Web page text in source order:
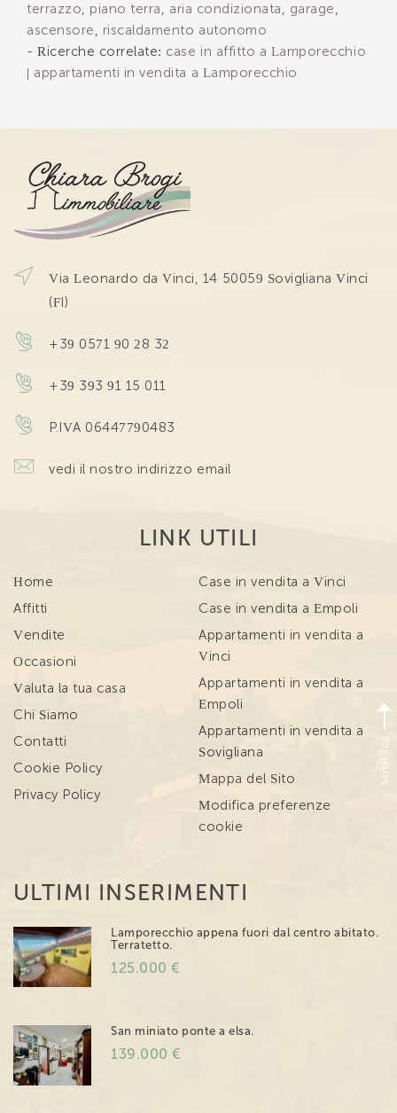
terrazzo, piano terra , aria condizionata , garage ,
ascensore , riscaldamento autonomo
- Ricerche correlate: case in affitto a Lamporecchio
appartamenti in vendita a Lamporecchio
Via Leonardo da Vinci, 14 50059 Sovigliana Vinci
(FI)
+39 0571 90 28 32
+39 393 91 15 011
P.IVA 06447790483
vedi il nostro indirizzo email
LINK UTILI
Home
Affitti
Vendite
Occasioni
Valuta la tua casa
Chi Siamo
Contatti
Cookie Policy
Privacy Policy
Case in vendita a Vinci
Case in vendita a Empoli
Appartamenti in vendita a
Vinci
Appartamenti in vendita a
Empoli
Appartamenti in vendita a
Sovigliana
Mappa del Sito
Modifica preferenze
cookie
ULTIMI INSERIMENTI
Lamporecchio appena fuori dal centro abitato.
Terratetto.
125.000 €
San miniato ponte a elsa.
139.000 €
Scroll Top